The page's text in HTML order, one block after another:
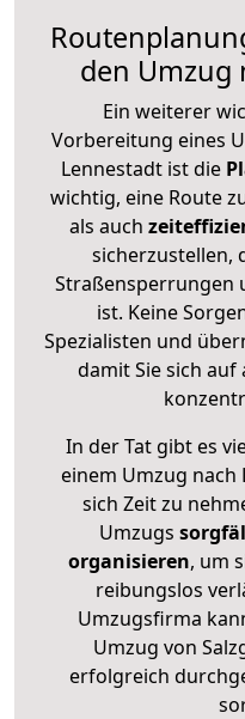
den Umzug
Ein weiterer
Vorbereitung eines
Lennestadt ist die
wichtig, eine Route
als auch
sicherzustellen,
Straßensperrungen
ist. Keine
Spezialisten und
damit Sie sich auf
In der Tat gibt es
einem Umzug nach
sich Zeit zu
Umzugs
organisieren, um
reibungslos
Umzugsfirma
Umzug von
erfolgreich